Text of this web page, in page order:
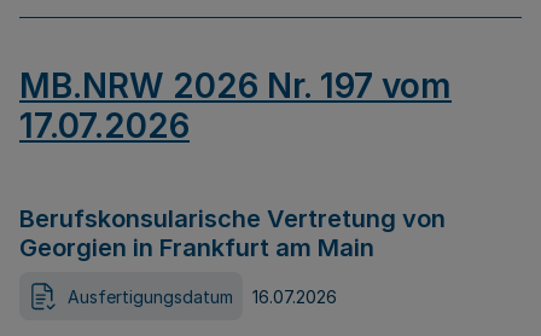
MB.NRW 2026 Nr. 197 vom
17.07.2026
Berufskonsularische Vertretung von
Georgien in Frankfurt am Main
Ausfertigungsdatum 16.07.2026